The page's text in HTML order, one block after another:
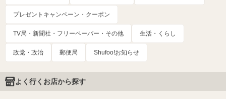
プレゼントキャンペーン・クーポン
TV局・新聞社・フリーペーパー・その他 生活・くらし
政党・政治 郵便局 Shufoo!お知らせ
よく行くお店から探す